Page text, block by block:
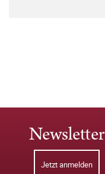
Newsletter
Jetzt anmelden